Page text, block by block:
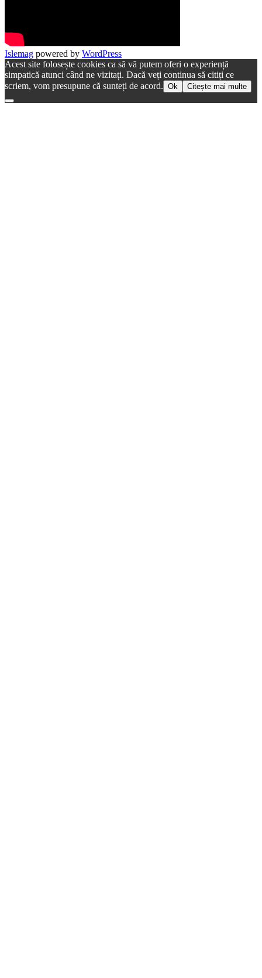
Islemag powered by WordPress
Acest site folosește cookies ca să vă putem oferi o experiență
simpatică atunci când ne vizitați. Dacă veți continua să citiți ce
scriem, vom presupune că sunteți de acord. Ok Citește mai multe